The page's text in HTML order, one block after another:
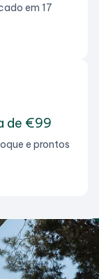
em 17
de €99
e prontos